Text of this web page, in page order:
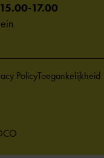
17.00
PolicyToegankelijkheid